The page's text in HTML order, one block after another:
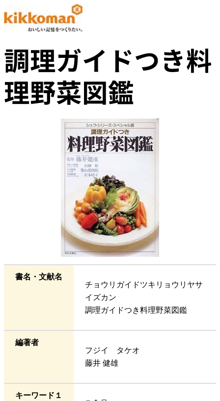
調理ガイドつき料
理野菜図鑑
書名・文献名
チョウリガイドツキリョウリヤサ
イズカン
調理ガイドつき料理野菜図鑑
編著者
フジイ タケオ
藤井 健雄
キーワード１